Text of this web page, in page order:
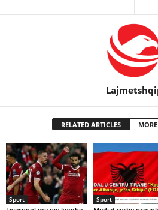
RELATED ARTICLES
Sport Sport